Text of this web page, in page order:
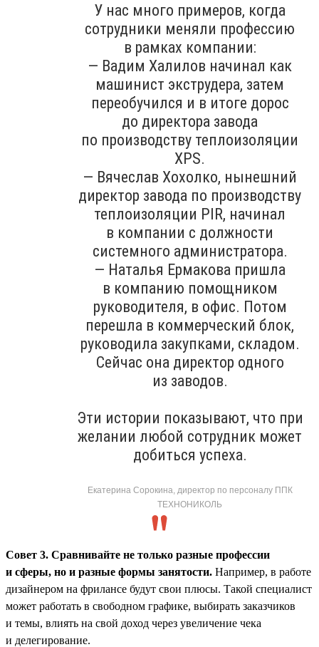
У нас много примеров, когда
сотрудники меняли профессию
в рамках компании:
— Вадим Халилов начинал как
машинист экструдера, затем
переобучился и в итоге дорос
до директора завода
по производству теплоизоляции
XPS.
— Вячеслав Хохолко, нынешний
директор завода по производству
теплоизоляции PIR, начинал
в компании с должности
системного администратора.
— Наталья Ермакова пришла
в компанию помощником
руководителя, в офис. Потом
перешла в коммерческий блок,
руководила закупками, складом.
Сейчас она директор одного
из заводов.
Эти истории показывают, что при
желании любой сотрудник может
добиться успеха.
Екатерина Сорокина, директор по персоналу ППК
ТЕХНОНИКОЛЬ
Совет 3. Сравнивайте не только разные профессии
и сферы, но и разные формы занятости. Например, в работе
дизайнером на фрилансе будут свои плюсы. Такой специалист
может работать в свободном графике, выбирать заказчиков
и темы, влиять на свой доход через увеличение чека
и делегирование.